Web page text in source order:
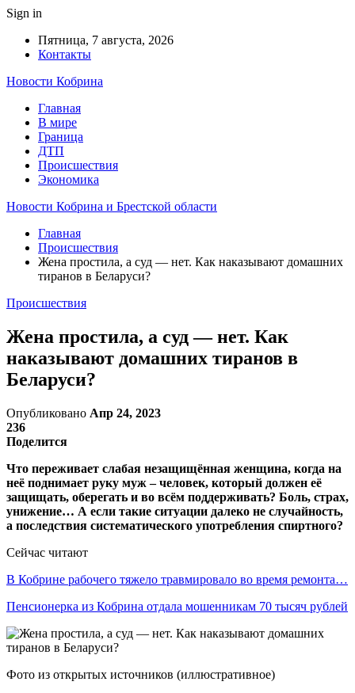
Sign in
Пятница, 7 августа, 2026
Контакты
Новости Кобрина
Главная
В мире
Граница
ДТП
Происшествия
Экономика
Новости Кобрина и Брестской области
Главная
Происшествия
Жена простила, а суд — нет. Как наказывают домашних
тиранов в Беларуси?
Происшествия
Жена простила, а суд — нет. Как
наказывают домашних тиранов в
Беларуси?
Опубликовано Апр 24, 2023
236
Поделится
Что переживает слабая незащищённая женщина, когда на
неё поднимает руку муж – человек, который должен её
защищать, оберегать и во всём поддерживать? Боль, страх,
унижение… А если такие ситуации далеко не случайность,
а последствия систематического употребления спиртного?
Сейчас читают
В Кобрине рабочего тяжело травмировало во время ремонта…
Пенсионерка из Кобрина отдала мошенникам 70 тысяч рублей
Фото из открытых источников (иллюстративное)